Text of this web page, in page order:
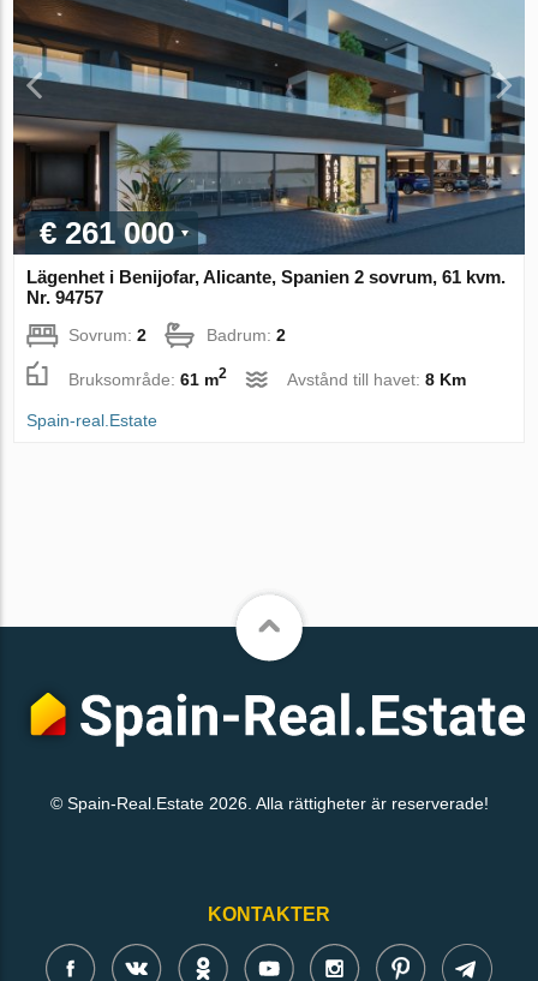
€ 261 000
Lägenhet i Benijofar, Alicante, Spanien 2 sovrum, 61 kvm.
Nr. 94757
Sovrum:2 Badrum:2
Bruksområde:61 m2 Avstånd till havet:8 Km
Spain-real.Estate
© Spain-Real.Estate 2026. Alla rättigheter är reserverade!
KONTAKTER